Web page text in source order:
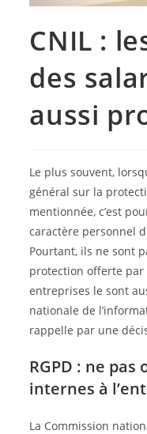
CNIL :
des
aussi
Le plus souvent,
général sur la
mentionnée, c’est
caractère personnel
Pourtant, ils ne sont
protection offerte par
entreprises le sont
nationale de
rappelle par une
RGPD : ne
internes à
La Commission